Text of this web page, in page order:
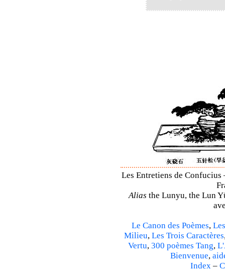
Les Entretiens de
Alias the Lunyu, the Lun
Le Canon des Poèmes,
Milieu, Les Trois Caractères
Vertu, 300 poèmes Tang,
Bienvenue,
Index –